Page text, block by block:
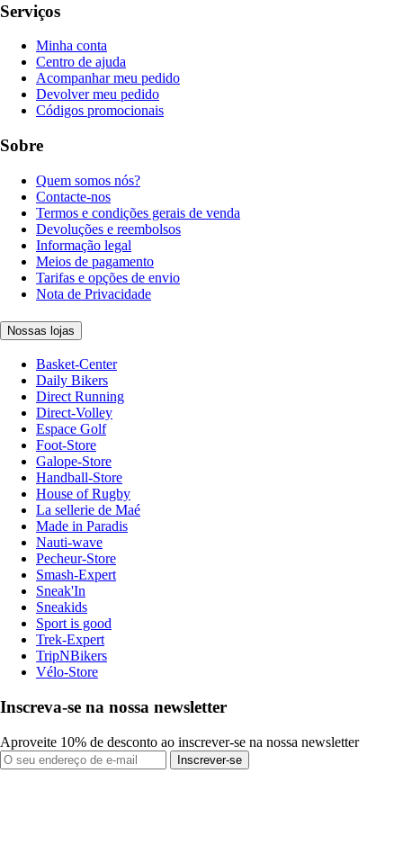
Serviços
Minha conta
Centro de ajuda
Acompanhar meu pedido
Devolver meu pedido
Códigos promocionais
Sobre
Quem somos nós?
Contacte-nos
Termos e condições gerais de venda
Devoluções e reembolsos
Informação legal
Meios de pagamento
Tarifas e opções de envio
Nota de Privacidade
Nossas lojas
Basket-Center
Daily Bikers
Direct Running
Direct-Volley
Espace Golf
Foot-Store
Galope-Store
Handball-Store
House of Rugby
La sellerie de Maé
Made in Paradis
Nauti-wave
Pecheur-Store
Smash-Expert
Sneak'In
Sneakids
Sport is good
Trek-Expert
TripNBikers
Vélo-Store
Inscreva-se na nossa newsletter
Aproveite 10% de desconto ao inscrever-se na nossa newsletter
Inscrever-se